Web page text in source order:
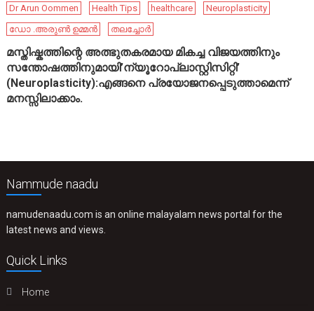
Dr Arun Oommen Health Tips healthcare
Neuroplasticity
ഡോ .അരുൺ ഉമ്മൻ
തലച്ചോർ
മസ്തിഷ്കത്തിന്റെ അത്ഭുതകരമായ മികച്ച വിജയത്തിനും
സന്തോഷത്തിനുമായി’ന്യൂറോപ്ലാസ്റ്റിസിറ്റി’
(Neuroplasticity):എങ്ങനെ പ്രയോജനപ്പെടുത്താമെന്ന്
മനസ്സിലാക്കാം.
Nammude naadu
namudenaadu.com is an online malayalam news portal for the
latest news and views.
Quick Links
Home